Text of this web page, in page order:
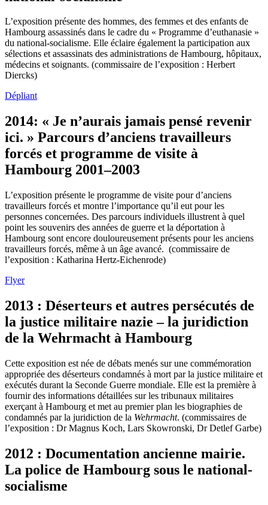
L’exposition présente des hommes, des femmes et des enfants de
Hambourg assassinés dans le cadre du « Programme d’euthanasie »
du national-socialisme. Elle éclaire également la participation aux
sélections et assassinats des administrations de Hambourg, hôpitaux,
médecins et soignants. (commissaire de l’exposition : Herbert
Diercks)
Dépliant
2014: « Je n’aurais jamais pensé revenir
ici. » Parcours d’anciens travailleurs
forcés et programme de visite à
Hambourg 2001–2003
L’exposition présente le programme de visite pour d’anciens
travailleurs forcés et montre l’importance qu’il eut pour les
personnes concernées. Des parcours individuels illustrent à quel
point les souvenirs des années de guerre et la déportation à
Hambourg sont encore douloureusement présents pour les anciens
travailleurs forcés, même à un âge avancé. (commissaire de
l’exposition : Katharina Hertz-Eichenrode)
Flyer
2013 : Déserteurs et autres persécutés de
la justice militaire nazie – la juridiction
de la Wehrmacht à Hambourg
Cette exposition est née de débats menés sur une commémoration
appropriée des déserteurs condamnés à mort par la justice militaire et
exécutés durant la Seconde Guerre mondiale. Elle est la première à
fournir des informations détaillées sur les tribunaux militaires
exerçant à Hambourg et met au premier plan les biographies de
condamnés par la juridiction de la Wehrmacht. (commissaires de
l’exposition : Dr Magnus Koch, Lars Skowronski, Dr Detlef Garbe)
2012 : Documentation ancienne mairie.
La police de Hambourg sous le national-
socialisme